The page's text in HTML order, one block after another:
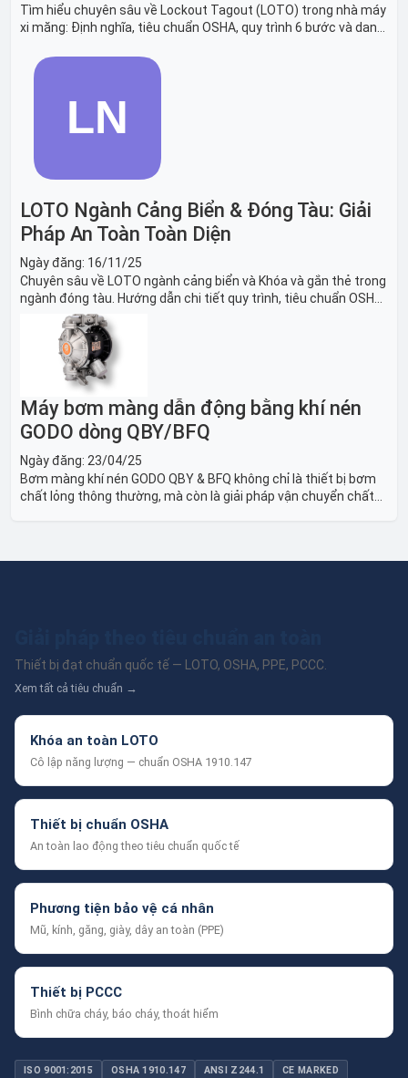
Tìm hiểu chuyên sâu về Lockout Tagout (LOTO) trong nhà máy
xi măng: Định nghĩa, tiêu chuẩn OSHA, quy trình 6 bước và danh
nghiền an toàn.
LOTO Ngành Cảng Biển & Đóng Tàu: Giải
Pháp An Toàn Toàn Diện
Ngày đăng: 16/11/25
Chuyên sâu về LOTO ngành cảng biển và Khóa và gắn thẻ trong
ngành đóng tàu. Hướng dẫn chi tiết quy trình, tiêu chuẩn OSHA,
thiết bị và Giải pháp LOTO trong công nghiệp đóng tàu toàn
Máy bơm màng dẫn động bằng khí nén
GODO dòng QBY/BFQ
Ngày đăng: 23/04/25
Bơm màng khí nén GODO QBY & BFQ không chỉ là thiết bị bơm
chất lỏng thông thường, mà còn là giải pháp vận chuyển chất
Thiết bị đạt chuẩn quốc tế — LOTO, OSHA, PPE, PCCC.
Xem tất cả tiêu chuẩn →
Khóa an toàn LOTO
Cô lập năng lượng — chuẩn OSHA 1910.147
Thiết bị chuẩn OSHA
An toàn lao động theo tiêu chuẩn quốc tế
Phương tiện bảo vệ cá nhân
Mũ, kính, găng, giày, dây an toàn (PPE)
Thiết bị PCCC
Bình chữa cháy, báo cháy, thoát hiểm
ISO 9001:2015 OSHA 1910.147 ANSI Z244.1 CE MARKED